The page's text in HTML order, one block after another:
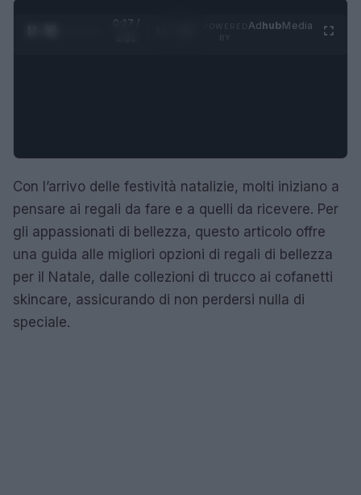
0:28 /
AdhubMedia
Con l’arrivo delle festività natalizie, molti iniziano a
pensare ai regali da fare e a quelli da ricevere. Per
gli appassionati di bellezza, questo articolo offre
una guida alle migliori opzioni di regali di bellezza
per il Natale, dalle collezioni di trucco ai cofanetti
skincare, assicurando di non perdersi nulla di
speciale.